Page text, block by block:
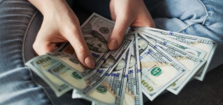
quel
est
le
bon
prix
?